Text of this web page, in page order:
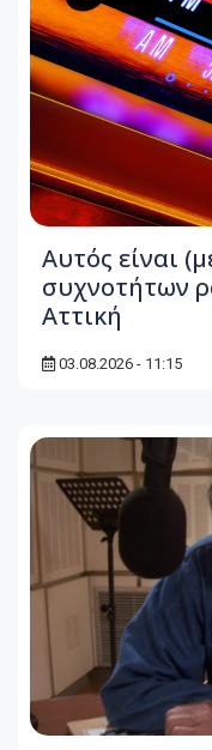
Αυτός είναι
συχνοτήτων
Αττική
03.08.2026 - 11:15